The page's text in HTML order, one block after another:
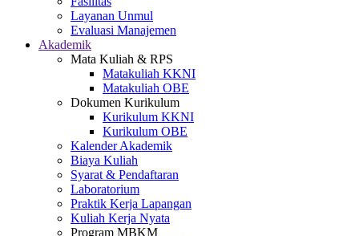
Layanan Unmul
Evaluasi Manajemen
Akademik
Mata Kuliah & RPS
Matakuliah KKNI
Matakuliah OBE
Dokumen Kurikulum
Kurikulum KKNI
Kurikulum OBE
Kalender Akademik
Biaya Kuliah
Syarat & Pendaftaran
Laboratorium
Praktik Kerja Lapangan
Kuliah Kerja Nyata
Program MBKM